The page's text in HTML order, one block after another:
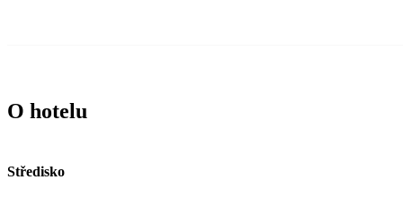
O hotelu
Středisko